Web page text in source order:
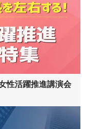
性活躍推進講演会